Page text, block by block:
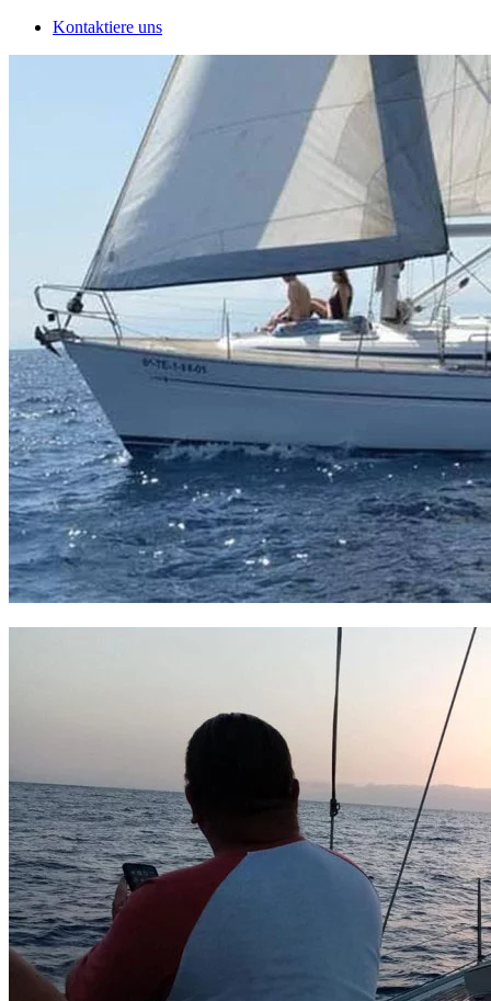
Kontaktiere uns